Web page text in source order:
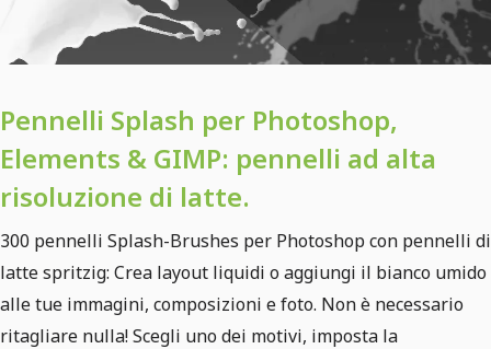
Pennelli Splash per Photoshop,
Elements & GIMP: pennelli ad alta
risoluzione di latte.
300 pennelli Splash-Brushes per Photoshop con pennelli di
latte spritzig: Crea layout liquidi o aggiungi il bianco umido
alle tue immagini, composizioni e foto. Non è necessario
ritagliare nulla! Scegli uno dei motivi, imposta la